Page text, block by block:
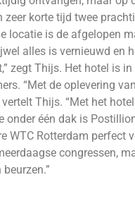
zeer korte tijd twee
locatie is de afgelopen
alles is vernieuwd en
zegt Thijs. Het hotel is
“Met de oplevering
vertelt Thijs. “Met het
onder één dak is
WTC Rotterdam perfect
congressen,